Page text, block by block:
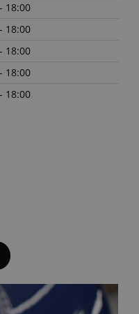
18:00
18:00
18:00
18:00
18:00